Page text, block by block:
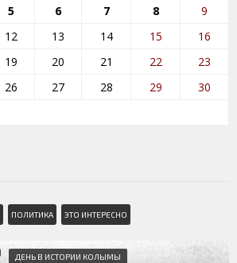
5 6 7 8
9
12 13 14 15
16
19 20 21 22
23
26 27 28 29
30
ПОЛИТИКА ЭТО ИНТЕРЕСНО
ДЕНЬ В ИСТОРИИ КОЛЫМЫ